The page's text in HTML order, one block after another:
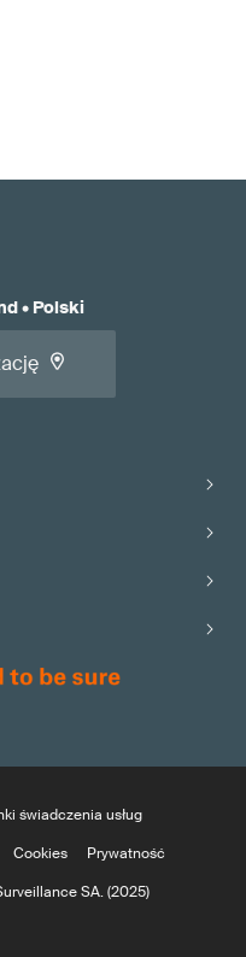
• Polski
świadczenia usług
Cookies
Prywatność
SA. (2025)